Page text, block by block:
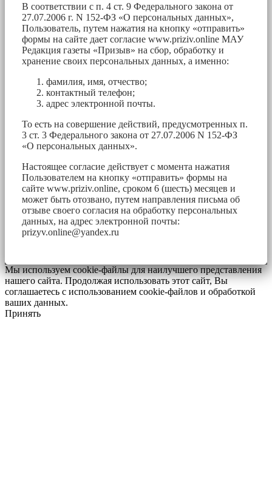
В соответствии с п. 4 ст. 9 Федерального закона от
27.07.2006 г. N 152-ФЗ «О персональных данных»,
Пользователь, путем нажатия на кнопку «отправить»
формы на сайте дает согласие www.priziv.online МАУ
Редакция газеты «Призыв» на сбор, обработку и
хранение своих персональных данных, а именно:
фамилия, имя, отчество;
контактный телефон;
адрес электронной почты.
То есть на совершение действий, предусмотренных п.
3 ст. 3 Федерального закона от 27.07.2006 N 152-ФЗ
«О персональных данных».
Настоящее согласие действует с момента нажатия
Пользователем на кнопку «отправить» формы на
сайте www.priziv.online, сроком 6 (шесть) месяцев и
может быть отозвано, путем направления письма об
отзыве своего согласия на обработку персональных
данных, на адрес электронной почты:
prizyv.online@yandex.ru
Мы используем cookie-файлы для наилучшего представления
нашего сайта. Продолжая использовать этот сайт, Вы
соглашаетесь с использованием cookie-файлов и обработкой
ваших данных.
Принять